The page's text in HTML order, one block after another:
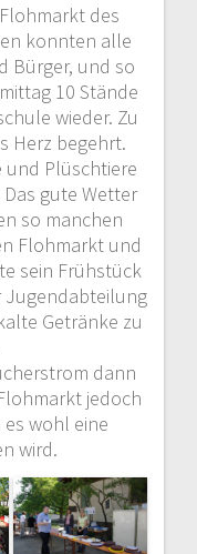
des
konnten alle
Bürger, und so
10 Stände
wieder. Zu
Herz begehrt.
und Plüschtiere
gute Wetter
so manchen
Flohmarkt und
sein Frühstück
Jugendabteilung
Getränke zu
dann
jedoch
wohl eine
wird.